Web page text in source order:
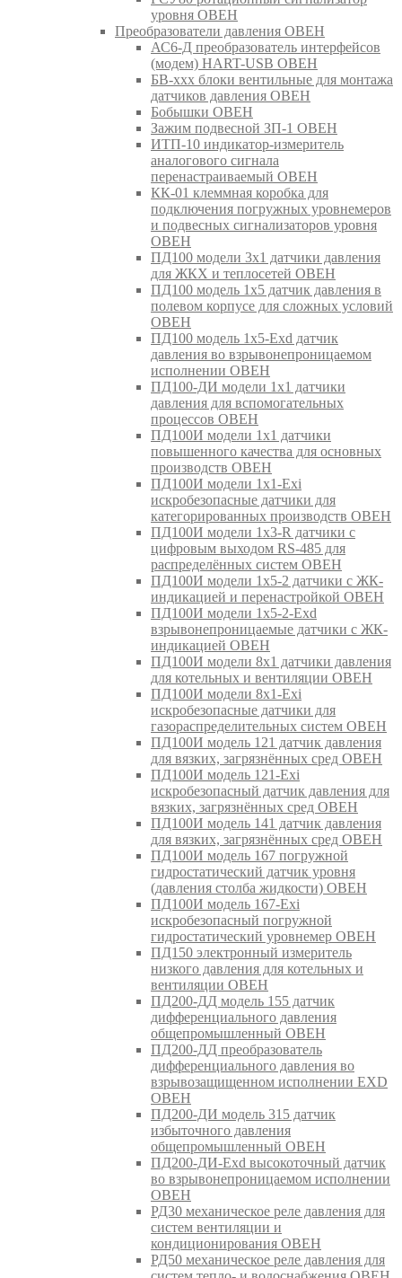
уровня ОВЕН
Преобразователи давления ОВЕН
АС6-Д преобразователь интерфейсов
(модем) HART-USB ОВЕН
БВ-ххх блоки вентильные для монтажа
датчиков давления ОВЕН
Бобышки ОВЕН
Зажим подвесной ЗП-1 ОВЕН
ИТП-10 индикатор-измеритель
аналогового сигнала
перенастраиваемый ОВЕН
КК-01 клеммная коробка для
подключения погружных уровнемеров
и подвесных сигнализаторов уровня
ОВЕН
ПД100 модели 3х1 датчики давления
для ЖКХ и теплосетей ОВЕН
ПД100 модель 1х5 датчик давления в
полевом корпусе для сложных условий
ОВЕН
ПД100 модель 1х5-Exd датчик
давления во взрывонепроницаемом
исполнении ОВЕН
ПД100-ДИ модели 1х1 датчики
давления для вспомогательных
процессов ОВЕН
ПД100И модели 1х1 датчики
повышенного качества для основных
производств ОВЕН
ПД100И модели 1х1-Exi
искробезопасные датчики для
категорированных производств ОВЕН
ПД100И модели 1х3-R датчики с
цифровым выходом RS-485 для
распределённых систем ОВЕН
ПД100И модели 1х5-2 датчики с ЖК-
индикацией и перенастройкой ОВЕН
ПД100И модели 1х5-2-Exd
взрывонепроницаемые датчики с ЖК-
индикацией ОВЕН
ПД100И модели 8х1 датчики давления
для котельных и вентиляции ОВЕН
ПД100И модели 8х1-Exi
искробезопасные датчики для
газораспределительных систем ОВЕН
ПД100И модель 121 датчик давления
для вязких, загрязнённых сред ОВЕН
ПД100И модель 121-Exi
искробезопасный датчик давления для
вязких, загрязнённых сред ОВЕН
ПД100И модель 141 датчик давления
для вязких, загрязнённых сред ОВЕН
ПД100И модель 167 погружной
гидростатический датчик уровня
(давления столба жидкости) ОВЕН
ПД100И модель 167-Exi
искробезопасный погружной
гидростатический уровнемер ОВЕН
ПД150 электронный измеритель
низкого давления для котельных и
вентиляции ОВЕН
ПД200-ДД модель 155 датчик
дифференциального давления
общепромышленный ОВЕН
ПД200-ДД преобразователь
дифференциального давления во
взрывозащищенном исполнении EXD
ОВЕН
ПД200-ДИ модель 315 датчик
избыточного давления
общепромышленный ОВЕН
ПД200-ДИ-Exd высокоточный датчик
во взрывонепроницаемом исполнении
ОВЕН
РД30 механическое реле давления для
систем вентиляции и
кондиционирования ОВЕН
РД50 механическое реле давления для